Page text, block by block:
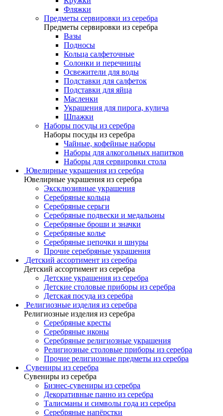
Фляжки
Предметы сервировки из серебра
Предметы сервировки из серебра
Вазы
Подносы
Кольца салфеточные
Солонки и перечницы
Освежители для воды
Подставки для салфеток
Подставки для яйца
Масленки
Украшения для пирога, кулича
Шпажки
Наборы посуды из серебра
Наборы посуды из серебра
Чайные, кофейные наборы
Наборы для алкогольных напитков
Наборы для сервировки стола
Ювелирные украшения из серебра
Ювелирные украшения из серебра
Эксклюзивные украшения
Серебряные кольца
Серебряные серьги
Серебряные подвески и медальоны
Серебряные броши и значки
Серебряные колье
Серебряные цепочки и шнуры
Прочие серебряные украшения
Детский ассортимент из серебра
Детский ассортимент из серебра
Детские украшения из серебра
Детские столовые приборы из серебра
Детская посуда из серебра
Религиозные изделия из серебра
Религиозные изделия из серебра
Серебряные кресты
Серебряные иконы
Серебряные религиозные украшения
Религиозные столовые приборы из серебра
Прочие религиозные предметы из серебра
Сувениры из серебра
Сувениры из серебра
Бизнес-сувениры из серебра
Декоративные панно из серебра
Талисманы и символы года из серебра
Серебряные напёрстки